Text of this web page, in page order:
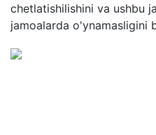
chetlatishilishini va ushbu
jamoalarda o'ynamasligini